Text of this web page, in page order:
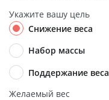
Укажите вашу цель
Снижение веса
Набор массы
Поддержание веса
Желаемый вес